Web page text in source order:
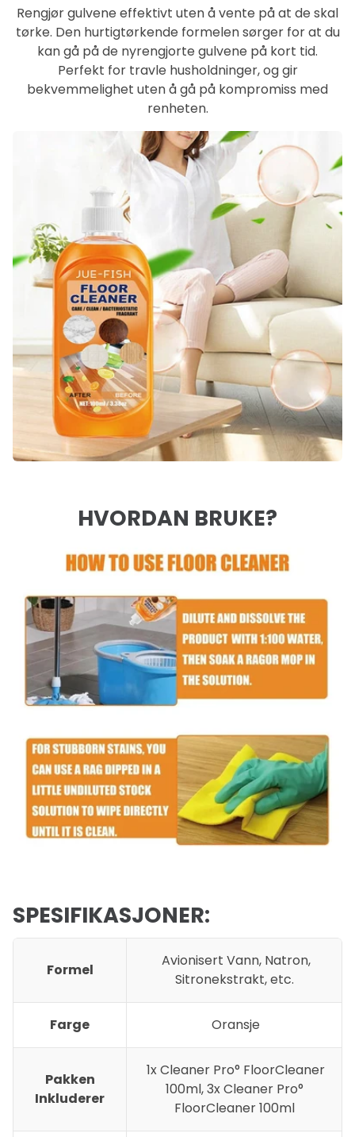
Rengjør gulvene effektivt uten å vente på at de skal
tørke. Den hurtigtørkende formelen sørger for at du
kan gå på de nyrengjorte gulvene på kort tid.
Perfekt for travle husholdninger, og gir
bekvemmelighet uten å gå på kompromiss med
renheten.
HVORDAN BRUKE?
SPESIFIKASJONER:
Formel
Avionisert Vann, Natron,
Sitronekstrakt, etc.
Farge Oransje
Pakken
Inkluderer
1x Cleaner Pro° FloorCleaner
100ml, 3x Cleaner Pro°
FloorCleaner 100ml